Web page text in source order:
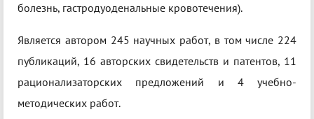
болезнь, гастродуоденальные кровотечения).
Является автором 245 научных работ, в том числе 224
публикаций, 16 авторских свидетельств и патентов, 11
рационализаторских предложений и 4 учебно-
методических работ.